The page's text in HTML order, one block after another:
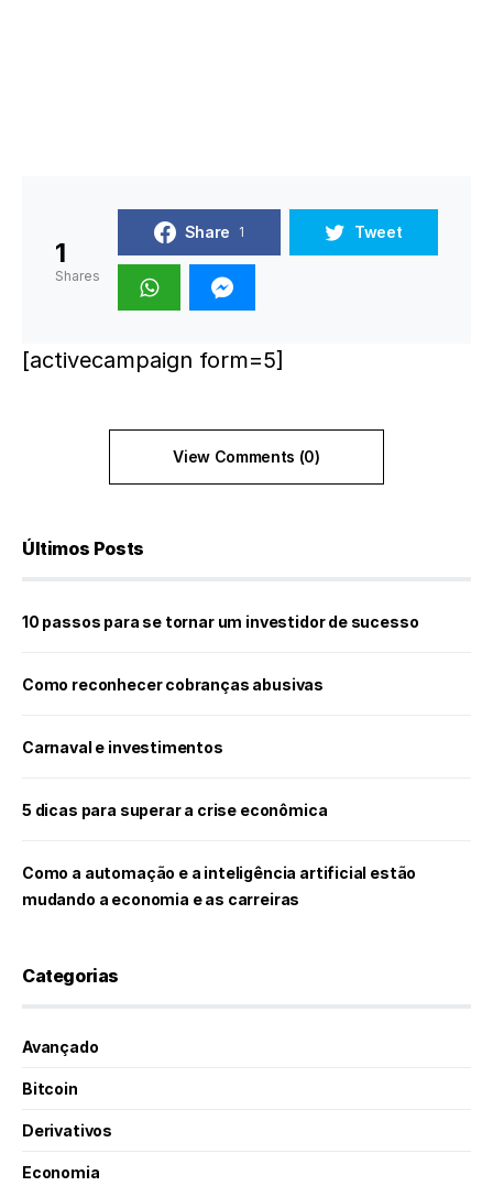
1
Shares
Share 1 Tweet
[activecampaign form=5]
View Comments (0)
Últimos Posts
10 passos para se tornar um investidor de sucesso
Como reconhecer cobranças abusivas
Carnaval e investimentos
5 dicas para superar a crise econômica
Como a automação e a inteligência artificial estão
mudando a economia e as carreiras
Categorias
Avançado
Bitcoin
Derivativos
Economia